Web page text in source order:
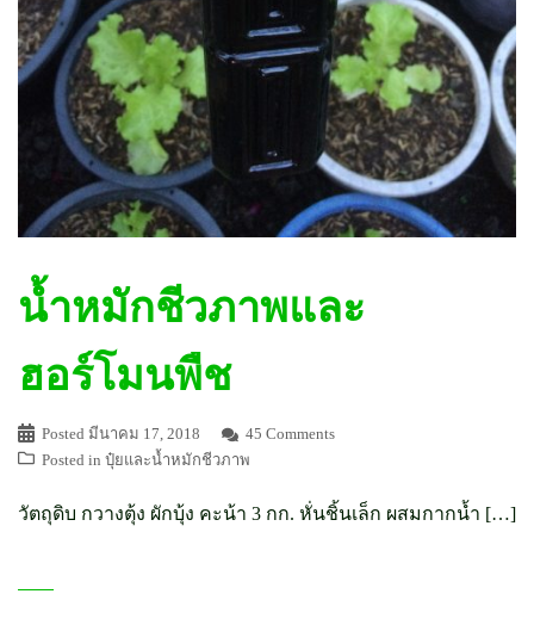
น้ำหมักชีวภาพและ
ฮอร์โมนพืช
Posted มีนาคม 17, 2018
45 Comments
Posted in ปุ๋ยและน้ำหมักชีวภาพ
วัตถุดิบ กวางตุ้ง ผักบุ้ง คะน้า 3 กก. หั่นชิ้นเล็ก ผสมกากน้ำ […]